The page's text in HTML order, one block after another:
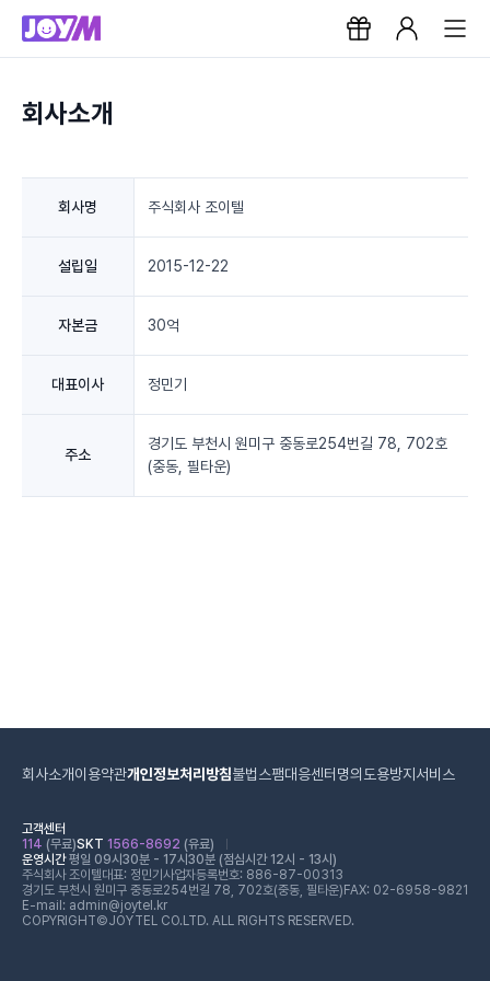
회사소개
회사명 주식회사 조이텔
설립일 2015-12-22
자본금 30억
대표이사 정민기
주소
경기도 부천시 원미구 중동로254번길 78, 702호
(중동, 필타운)
회사소개이용약관개인정보처리방침불법스팸대응센터 명의도용방지서비스
고객센터
114 (무료)SKT 1566-8692 (유료)
운영시간평일 09시30분 - 17시30분 (점심시간 12시 - 13시)
주식회사 조이텔대표: 정민기 사업자등록번호: 886-87-00313
경기도 부천시 원미구 중동로254번길 78, 702호(중동, 필타운) FAX: 02-6958-9821
E-mail: admin@joytel.kr
COPYRIGHT©JOYTEL CO.LTD. ALL RIGHTS RESERVED.